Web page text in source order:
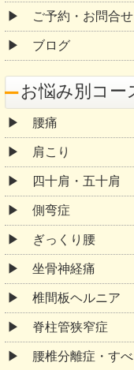
ご予約・お問合せ
ブログ
お悩み別コー
腰痛
肩こり
四十肩・五十肩
側弯症
ぎっくり腰
坐骨神経痛
椎間板ヘルニア
脊柱管狭窄症
腰椎分離症・す